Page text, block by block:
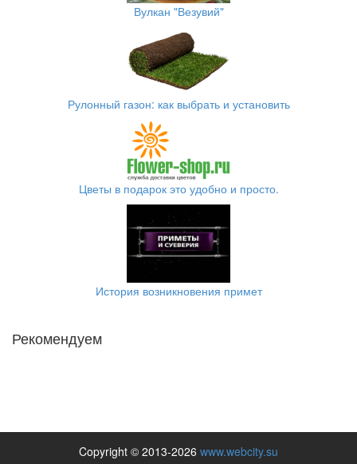
Вулкан "Везувий"
Рулонный газон: как выбрать и установить
Цветы в подарок это удобно и просто.
История возникновения примет
Рекомендуем
Copyright © 2013-2026 www.webcity.su